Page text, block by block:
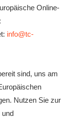
Online-
info@tc-
sind, uns am
Nutzen Sie zur
und